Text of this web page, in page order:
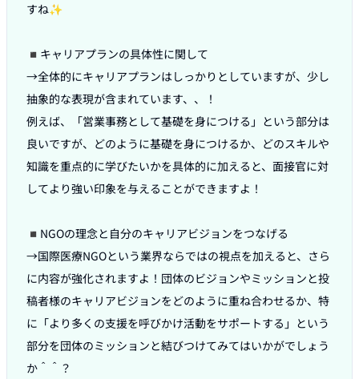
すね✨
◾️キャリアプランの具体性に関して
→全体的にキャリアプランはしっかりとしていますが、少し
抽象的な表現が含まれています、、！
例えば、「営業事務として基礎を身につける」という部分は
良いですが、どのように基礎を身につけるか、どのスキルや
知識を重点的に学びたいかを具体的に加えると、面接官に対
してより強い印象を与えることができますよ！
◾️NGOの理念と自分のキャリアビジョンをつなげる
→国際医療NGOという業界ならではの視点を加えると、さら
に内容が強化されますよ！団体のビジョンやミッションと投
稿者様のキャリアビジョンをどのように重ね合わせるか、特
に「より多くの支援を呼びかけ活動をサポートする」という
部分を団体のミッションと結びつけてみてはいかがでしょう
か＾＾？